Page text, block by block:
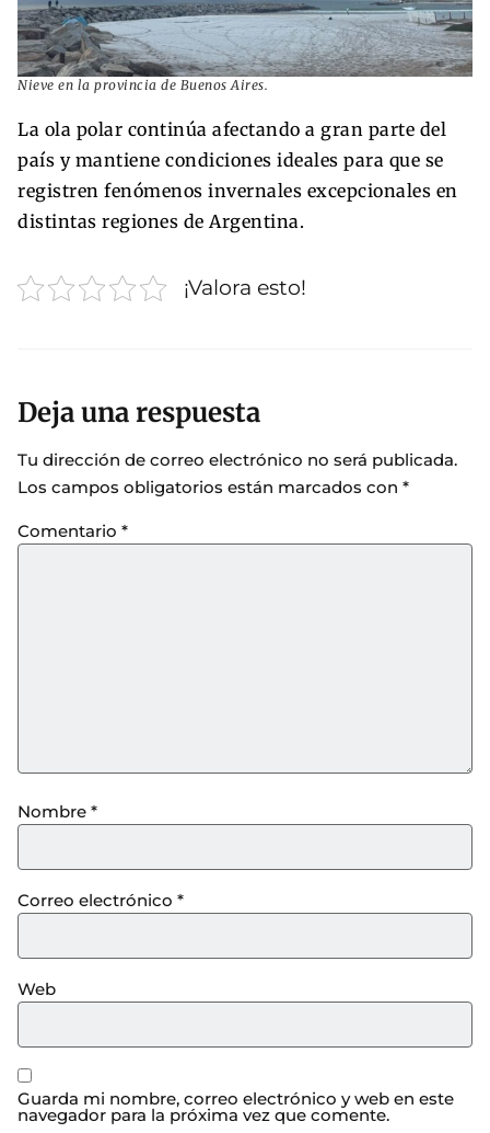
Nieve en la provincia de Buenos Aires.
La ola polar continúa afectando a gran parte del
país y mantiene condiciones ideales para que se
registren fenómenos invernales excepcionales en
distintas regiones de Argentina.
¡Valora esto!
Deja una respuesta
Tu dirección de correo electrónico no será publicada.
Los campos obligatorios están marcados con *
Comentario *
Nombre *
Correo electrónico *
Web
Guarda mi nombre, correo electrónico y web en este
navegador para la próxima vez que comente.